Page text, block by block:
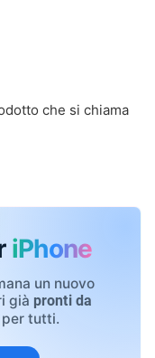
che si chiama
iPhone
un nuovo
già pronti da
tutti.